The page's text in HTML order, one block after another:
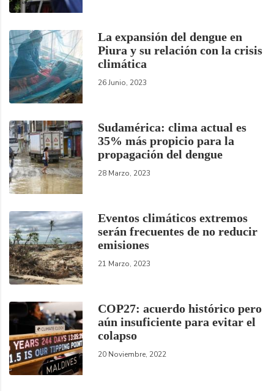
La expansión del dengue en
Piura y su relación con la crisis
climática
26 Junio, 2023
Sudamérica: clima actual es
35% más propicio para la
propagación del dengue
28 Marzo, 2023
Eventos climáticos extremos
serán frecuentes de no reducir
emisiones
21 Marzo, 2023
COP27: acuerdo histórico pero
aún insuficiente para evitar el
colapso
20 Noviembre, 2022